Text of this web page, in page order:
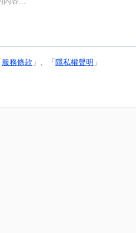
服務條款 」、「 隱私權聲明 」